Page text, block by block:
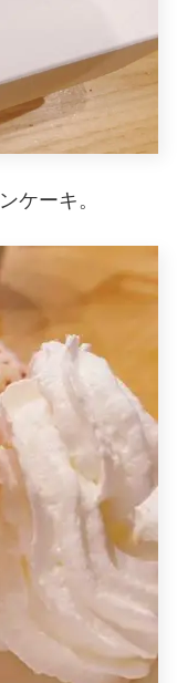
ケーキ。